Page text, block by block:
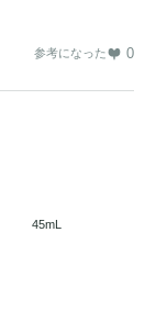
参考になった 0
45mL